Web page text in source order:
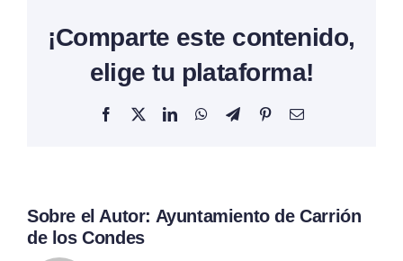
¡Comparte este contenido,
elige tu plataforma!
Facebook
X LinkedInWhatsAppTelegramPinterestCorreo
Sobre el Autor: Ayuntamiento de Carrión
de los Condes